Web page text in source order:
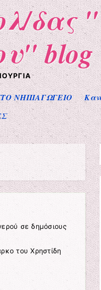
δας
blog
ΝΗΠΙΑΓΩΓΕΙΟ
σε δημόσιους
του Χρηστίδη